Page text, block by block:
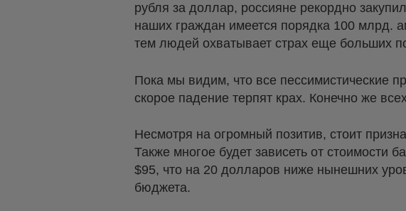
рубля за доллар, россияне рекордно
наших граждан имеется порядка 100 млрд.
тем людей охватывает страх еще больших
Пока мы видим, что все пессимистические
скорое падение терпят крах. Конечно же
Несмотря на огромный позитив, стоит
Также многое будет зависеть от стоимости
$95, что на 20 долларов ниже нынешних
бюджета.